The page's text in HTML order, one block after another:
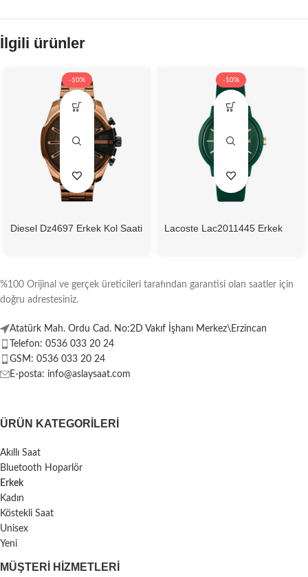
İlgili ürünler
-10%
Diesel Dz4697 Erkek Kol Saati
-10%
Lacoste Lac2011445 Erkek
%100 Orijinal ve gerçek üreticileri tarafından garantisi olan saatler için
doğru adrestesiniz.
Atatürk Mah. Ordu Cad. No:2D Vakıf İşhanı Merkez\Erzincan
Telefon: 0536 033 20 24
GSM: 0536 033 20 24
E-posta: info@aslaysaat.com
ÜRÜN KATEGORILERI
Akıllı Saat
Bluetooth Hoparlör
Erkek
Kadın
Köstekli Saat
Unisex
Yeni
MÜŞTERI HIZMETLERI